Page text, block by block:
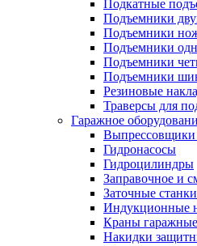
Подкатные
Подъемники
Подъемники
Подъемники
Подъемники
Подъемники
Резиновые
Траверсы для
Гаражное
Гидронасосы
Гидроцилиндры
Заправочное и
Заточные станки
Индукционные
Краны гаражные
Накидки